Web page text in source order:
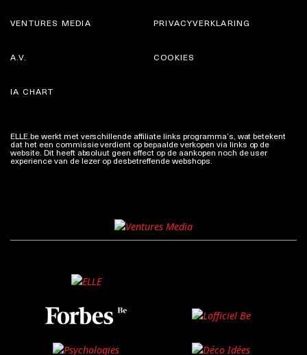
VENTURES MEDIA PRIVACYVERKLARING
A.V.
IA CHART
COOKIES
ELLE.be werkt met verschillende affiliate links programma’s, wat betekent
dat het een commissie verdient op bepaalde verkopen via links op de
website. Dit heeft absoluut geen effect op de aankopen noch de user
experience van de lezer op desbetreffende webshops.